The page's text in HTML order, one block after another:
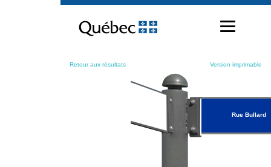
contenu
Retour aux résultats Version imprimable
Rue Bullard